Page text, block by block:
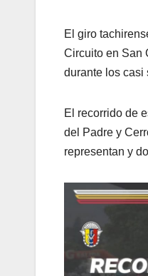
El giro
Circuito en San
durante los casi
El recorrido de
del Padre y
representan y